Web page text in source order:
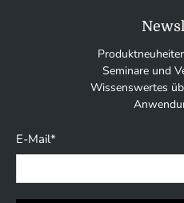
Seminare und
Wissenswertes
E-Mail*